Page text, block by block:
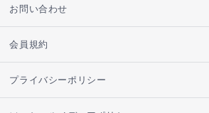
お問い合わせ
会員規約
プライバシーポリシー